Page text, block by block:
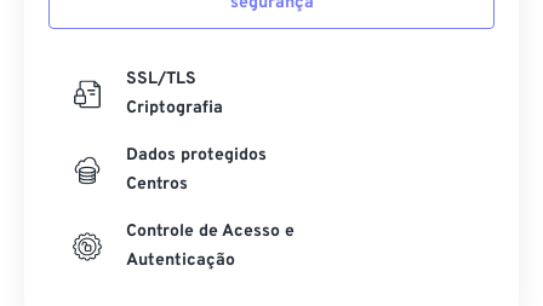
SSL/TLS
Criptografia
Dados protegidos
Centros
Controle de Acesso e
Autenticação